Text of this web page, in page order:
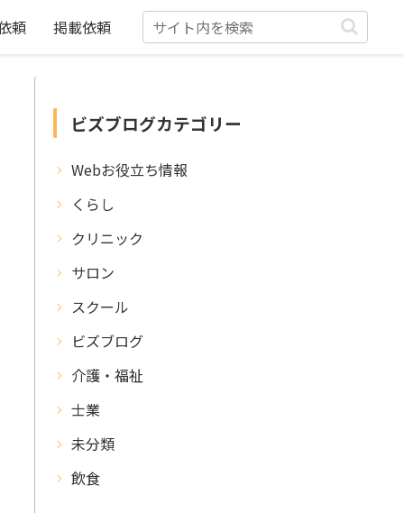
頼 掲載依頼
ビズブログカテゴリー
Webお役立ち情報
くらし
クリニック
サロン
スクール
ビズブログ
介護・福祉
士業
未分類
飲食